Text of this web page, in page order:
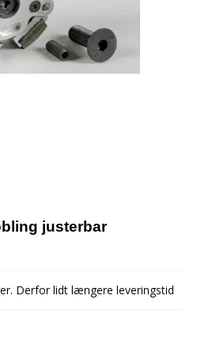
justerbar
Derfor lidt længere leveringstid